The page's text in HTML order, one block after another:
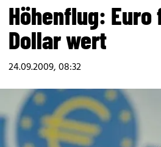
Höhenflug: Euro
Dollar wert
24.09.2009, 08:32